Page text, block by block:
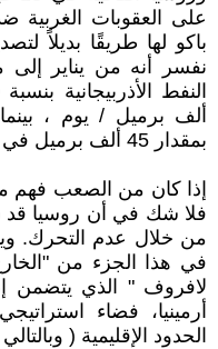
على العقوبات الغربية
باكو لها طريقًا بديلاً
ألف برميل / يوم ،
بمقدار 45 ألف برميل في اليوم؟
إذا كان من الصعب فهم
فلا شك في أن روسيا قد
من خلال عدم التحرك.
في هذا الجزء من
لافروف " الذي يتضمن
أرمينيا، فضاء
الحدود الإقليمية (